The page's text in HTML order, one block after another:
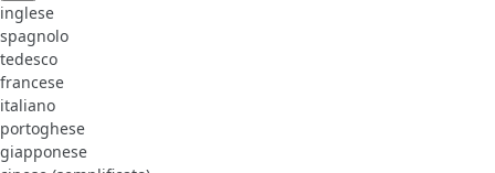
inglese
spagnolo
tedesco
francese
italiano
portoghese
giapponese